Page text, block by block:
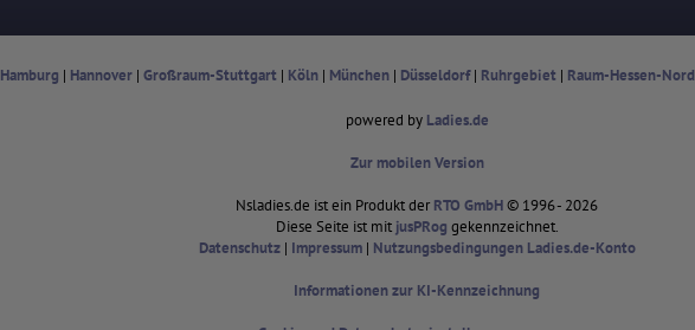
verarbeiten.
Herausgeber:
Hotjar Limited, Malta
IP-Adresse
Mausbewegungen
Besuchte Seiten
Referrer URL
Eindeutige Gerätekennung
Hamburg | Hannover| Großraum-Stuttgart | Köln| München| Düsseldorf| Ruhrgebiet | Raum-Hessen-Nord
powered by Ladies.de
Zur mobilen Version
Nsladies.de ist ein Produkt der RTO GmbH© 1996 - 2026
Diese Seite ist mit jusPRog gekennzeichnet.
Datenschutz| Impressum| Nutzungsbedingungen Ladies.de-Konto
Informationen zur KI-Kennzeichnung